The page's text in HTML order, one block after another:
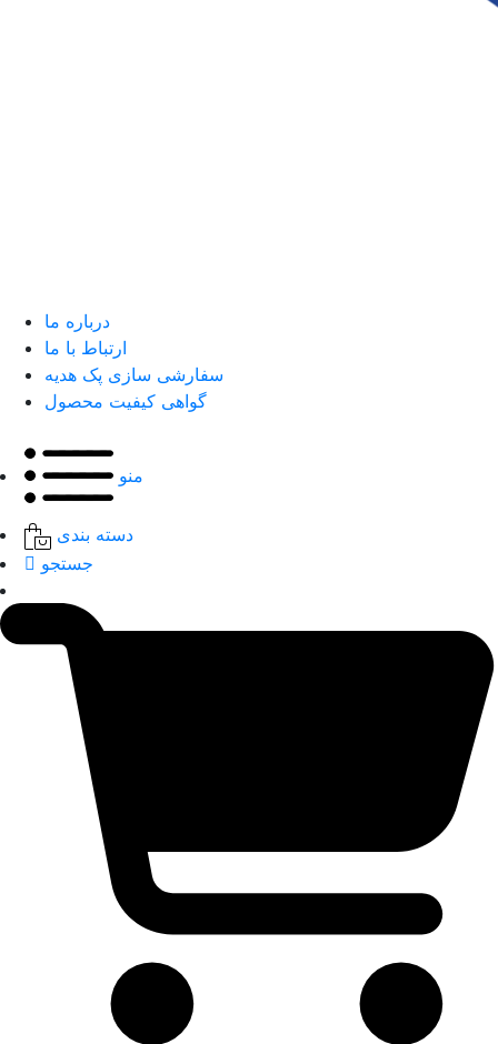
درباره ما
ارتباط با ما
سفارشی سازی پک هدیه
گواهی کیفیت محصول
منو
دسته بندی
جستجو